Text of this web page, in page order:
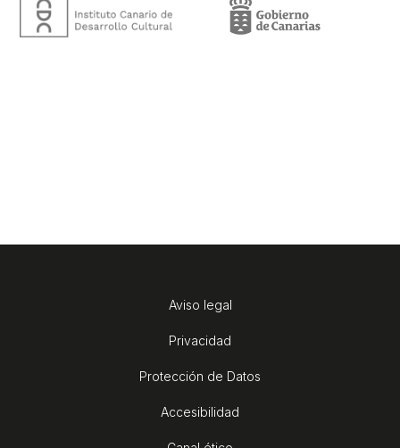
Aviso legal
Privacidad
Protección de Datos
Accesibilidad